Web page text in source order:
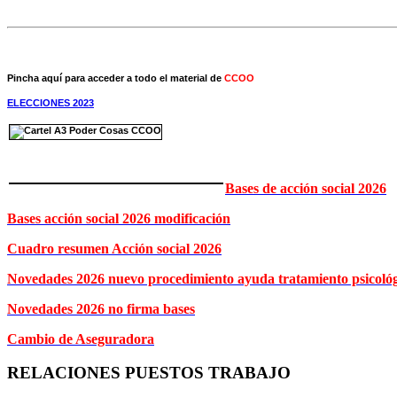
Pincha aquí para acceder a todo el material de CCOO
ELECCIONES 2023
Bases de acción social 2026
Bases acción social 2026 modificación
Cuadro resumen Acción social 2026
Novedades 2026 nuevo procedimiento ayuda tratamiento
Novedades 2026 no firma bases
Cambio de Aseguradora
RELACIONES PUESTOS TRABAJO